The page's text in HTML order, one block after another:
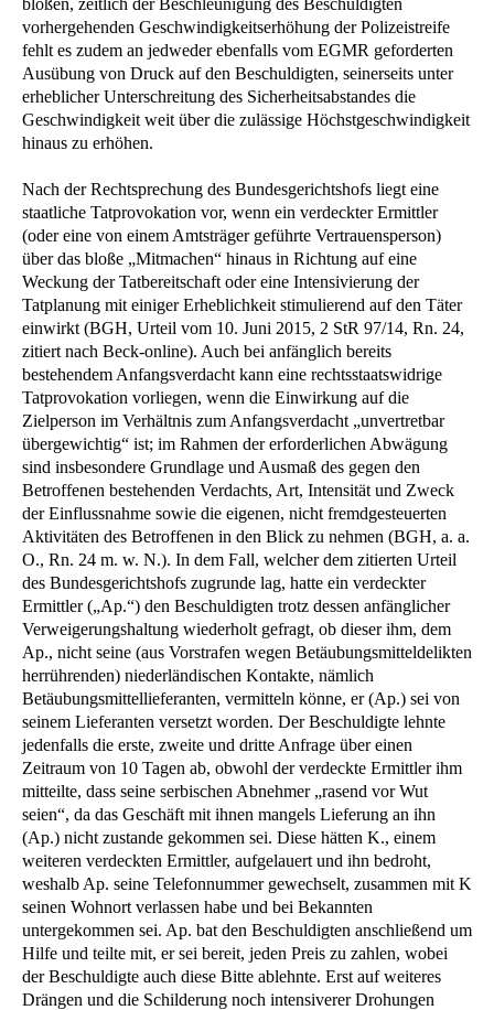
bloßen, zeitlich der Beschleunigung des Beschuldigten
vorhergehenden Geschwindigkeitserhöhung der Polizeistreife
fehlt es zudem an jedweder ebenfalls vom EGMR geforderten
Ausübung von Druck auf den Beschuldigten, seinerseits unter
erheblicher Unterschreitung des Sicherheitsabstandes die
Geschwindigkeit weit über die zulässige Höchstgeschwindigkeit
hinaus zu erhöhen.
Nach der Rechtsprechung des Bundesgerichtshofs liegt eine
staatliche Tatprovokation vor, wenn ein verdeckter Ermittler
(oder eine von einem Amtsträger geführte Vertrauensperson)
über das bloße „Mitmachen“ hinaus in Richtung auf eine
Weckung der Tatbereitschaft oder eine Intensivierung der
Tatplanung mit einiger Erheblichkeit stimulierend auf den Täter
einwirkt (BGH, Urteil vom 10. Juni 2015, 2 StR 97/14, Rn. 24,
zitiert nach Beck-online). Auch bei anfänglich bereits
bestehendem Anfangsverdacht kann eine rechtsstaatswidrige
Tatprovokation vorliegen, wenn die Einwirkung auf die
Zielperson im Verhältnis zum Anfangsverdacht „unvertretbar
übergewichtig“ ist; im Rahmen der erforderlichen Abwägung
sind insbesondere Grundlage und Ausmaß des gegen den
Betroffenen bestehenden Verdachts, Art, Intensität und Zweck
der Einflussnahme sowie die eigenen, nicht fremdgesteuerten
Aktivitäten des Betroffenen in den Blick zu nehmen (BGH, a. a.
O., Rn. 24 m. w. N.). In dem Fall, welcher dem zitierten Urteil
des Bundesgerichtshofs zugrunde lag, hatte ein verdeckter
Ermittler („Ap.“) den Beschuldigten trotz dessen anfänglicher
Verweigerungshaltung wiederholt gefragt, ob dieser ihm, dem
Ap., nicht seine (aus Vorstrafen wegen Betäubungsmitteldelikten
herrührenden) niederländischen Kontakte, nämlich
Betäubungsmittellieferanten, vermitteln könne, er (Ap.) sei von
seinem Lieferanten versetzt worden. Der Beschuldigte lehnte
jedenfalls die erste, zweite und dritte Anfrage über einen
Zeitraum von 10 Tagen ab, obwohl der verdeckte Ermittler ihm
mitteilte, dass seine serbischen Abnehmer „rasend vor Wut
seien“, da das Geschäft mit ihnen mangels Lieferung an ihn
(Ap.) nicht zustande gekommen sei. Diese hätten K., einem
weiteren verdeckten Ermittler, aufgelauert und ihn bedroht,
weshalb Ap. seine Telefonnummer gewechselt, zusammen mit K
seinen Wohnort verlassen habe und bei Bekannten
untergekommen sei. Ap. bat den Beschuldigten anschließend um
Hilfe und teilte mit, er sei bereit, jeden Preis zu zahlen, wobei
der Beschuldigte auch diese Bitte ablehnte. Erst auf weiteres
Drängen und die Schilderung noch intensiverer Drohungen